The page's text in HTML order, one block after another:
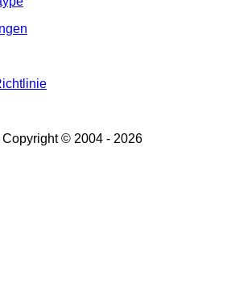
© 2004 - 2026